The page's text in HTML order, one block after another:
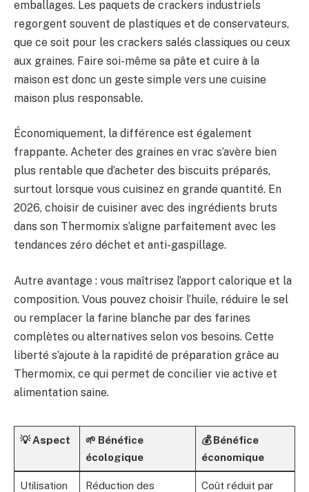
emballages. Les paquets de crackers industriels
regorgent souvent de plastiques et de conservateurs,
que ce soit pour les crackers salés classiques ou ceux
aux graines. Faire soi-même sa pâte et cuire à la
maison est donc un geste simple vers une cuisine
maison plus responsable.
Économiquement, la différence est également
frappante. Acheter des graines en vrac s’avère bien
plus rentable que d’acheter des biscuits préparés,
surtout lorsque vous cuisinez en grande quantité. En
2026, choisir de cuisiner avec des ingrédients bruts
dans son Thermomix s’aligne parfaitement avec les
tendances zéro déchet et anti-gaspillage.
Autre avantage : vous maîtrisez l’apport calorique et la
composition. Vous pouvez choisir l’huile, réduire le sel
ou remplacer la farine blanche par des farines
complètes ou alternatives selon vos besoins. Cette
liberté s’ajoute à la rapidité de préparation grâce au
Thermomix, ce qui permet de concilier vie active et
alimentation saine.
💡 Aspect
🌱 Bénéfice
écologique
💰 Bénéfice
économique
Utilisation
Réduction des
Coût réduit par